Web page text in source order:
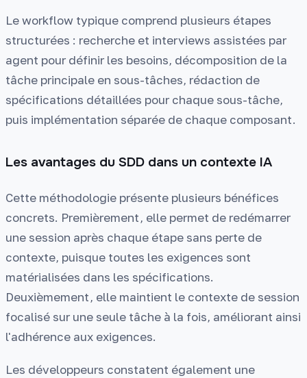
Le workflow typique comprend plusieurs étapes
structurées : recherche et interviews assistées par
agent pour définir les besoins, décomposition de la
tâche principale en sous-tâches, rédaction de
spécifications détaillées pour chaque sous-tâche,
puis implémentation séparée de chaque composant.
Les avantages du SDD dans un contexte IA
Cette méthodologie présente plusieurs bénéfices
concrets. Premièrement, elle permet de redémarrer
une session après chaque étape sans perte de
contexte, puisque toutes les exigences sont
matérialisées dans les spécifications.
Deuxièmement, elle maintient le contexte de session
focalisé sur une seule tâche à la fois, améliorant ainsi
l'adhérence aux exigences.
Les développeurs constatent également une